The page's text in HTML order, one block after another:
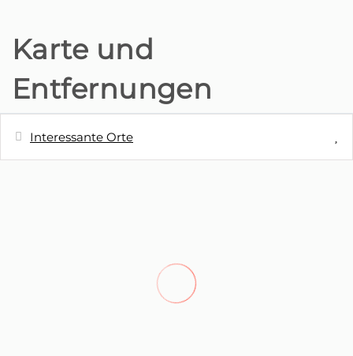
Karte und
Entfernungen
Interessante Orte
Nächstes Restaurant - Konsai Sushi
Nächstes Restaurant - Restaurante